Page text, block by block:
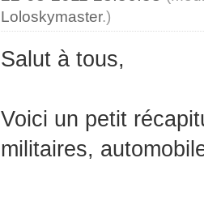
Loloskymaster.)
Salut à tous,
Voici un petit
militaires,